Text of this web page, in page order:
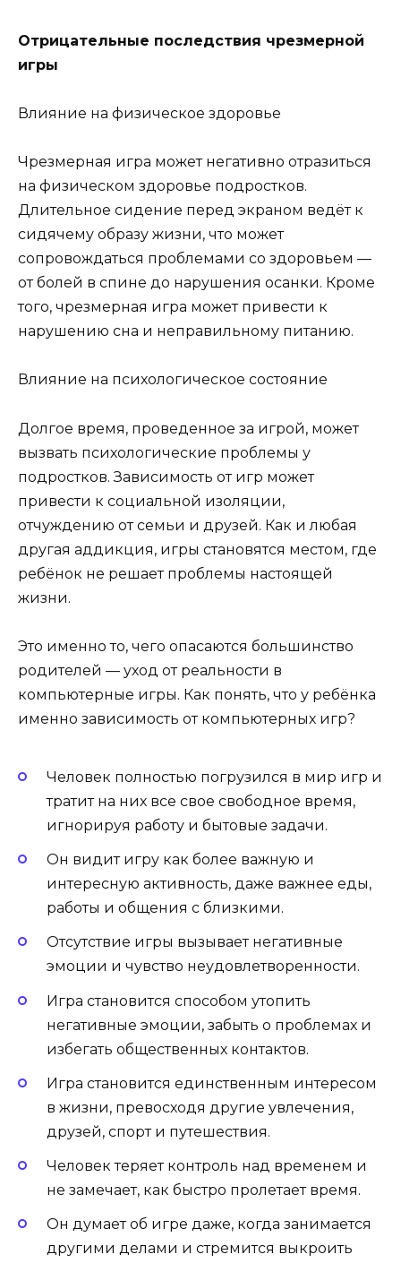
Отрицательные последствия чрезмерной
игры
Влияние на физическое здоровье
Чрезмерная игра может негативно отразиться
на физическом здоровье подростков.
Длительное сидение перед экраном ведёт к
сидячему образу жизни, что может
сопровождаться проблемами со здоровьем —
от болей в спине до нарушения осанки. Кроме
того, чрезмерная игра может привести к
нарушению сна и неправильному питанию.
Влияние на психологическое состояние
Долгое время, проведенное за игрой, может
вызвать психологические проблемы у
подростков. Зависимость от игр может
привести к социальной изоляции,
отчуждению от семьи и друзей. Как и любая
другая аддикция, игры становятся местом, где
ребёнок не решает проблемы настоящей
жизни.
Это именно то, чего опасаются большинство
родителей — уход от реальности в
компьютерные игры. Как понять, что у ребёнка
именно зависимость от компьютерных игр?
Человек полностью погрузился в мир игр и
тратит на них все свое свободное время,
игнорируя работу и бытовые задачи.
Он видит игру как более важную и
интересную активность, даже важнее еды,
работы и общения с близкими.
Отсутствие игры вызывает негативные
эмоции и чувство неудовлетворенности.
Игра становится способом утопить
негативные эмоции, забыть о проблемах и
избегать общественных контактов.
Игра становится единственным интересом
в жизни, превосходя другие увлечения,
друзей, спорт и путешествия.
Человек теряет контроль над временем и
не замечает, как быстро пролетает время.
Он думает об игре даже, когда занимается
другими делами и стремится выкроить